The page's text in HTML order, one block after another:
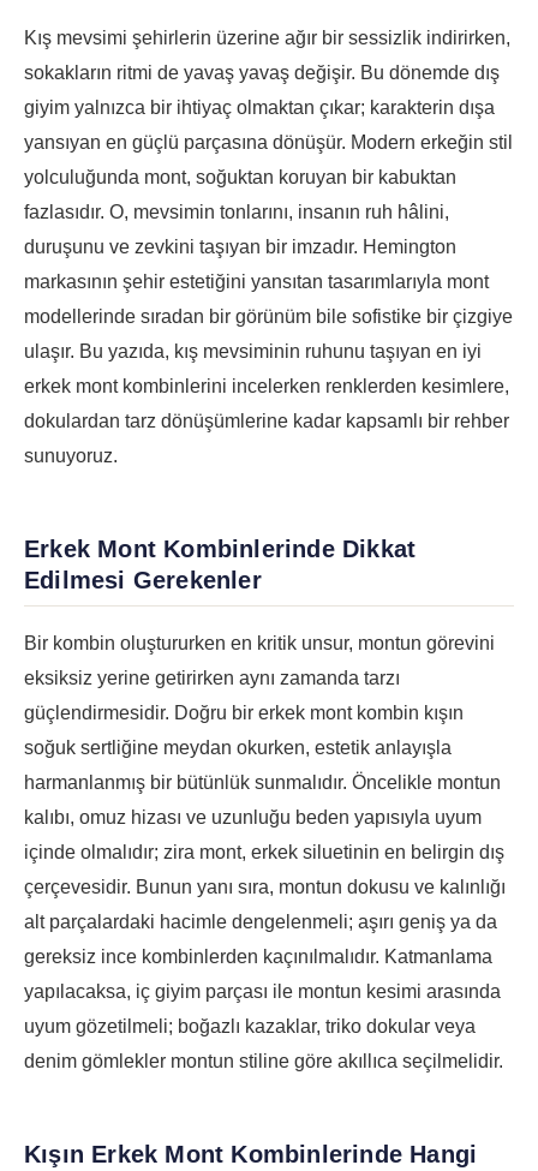
Kış mevsimi şehirlerin üzerine ağır bir sessizlik indirirken,
sokakların ritmi de yavaş yavaş değişir. Bu dönemde dış
giyim yalnızca bir ihtiyaç olmaktan çıkar; karakterin dışa
yansıyan en güçlü parçasına dönüşür. Modern erkeğin stil
yolculuğunda mont, soğuktan koruyan bir kabuktan
fazlasıdır. O, mevsimin tonlarını, insanın ruh hâlini,
duruşunu ve zevkini taşıyan bir imzadır. Hemington
markasının şehir estetiğini yansıtan tasarımlarıyla mont
modellerinde sıradan bir görünüm bile sofistike bir çizgiye
ulaşır. Bu yazıda, kış mevsiminin ruhunu taşıyan en iyi
erkek mont kombinlerini incelerken renklerden kesimlere,
dokulardan tarz dönüşümlerine kadar kapsamlı bir rehber
sunuyoruz.
Erkek Mont Kombinlerinde Dikkat
Edilmesi Gerekenler
Bir kombin oluştururken en kritik unsur, montun görevini
eksiksiz yerine getirirken aynı zamanda tarzı
güçlendirmesidir. Doğru bir erkek mont kombin kışın
soğuk sertliğine meydan okurken, estetik anlayışla
harmanlanmış bir bütünlük sunmalıdır. Öncelikle montun
kalıbı, omuz hizası ve uzunluğu beden yapısıyla uyum
içinde olmalıdır; zira mont, erkek siluetinin en belirgin dış
çerçevesidir. Bunun yanı sıra, montun dokusu ve kalınlığı
alt parçalardaki hacimle dengelenmeli; aşırı geniş ya da
gereksiz ince kombinlerden kaçınılmalıdır. Katmanlama
yapılacaksa, iç giyim parçası ile montun kesimi arasında
uyum gözetilmeli; boğazlı kazaklar, triko dokular veya
denim gömlekler montun stiline göre akıllıca seçilmelidir.
Kışın Erkek Mont Kombinlerinde Hangi